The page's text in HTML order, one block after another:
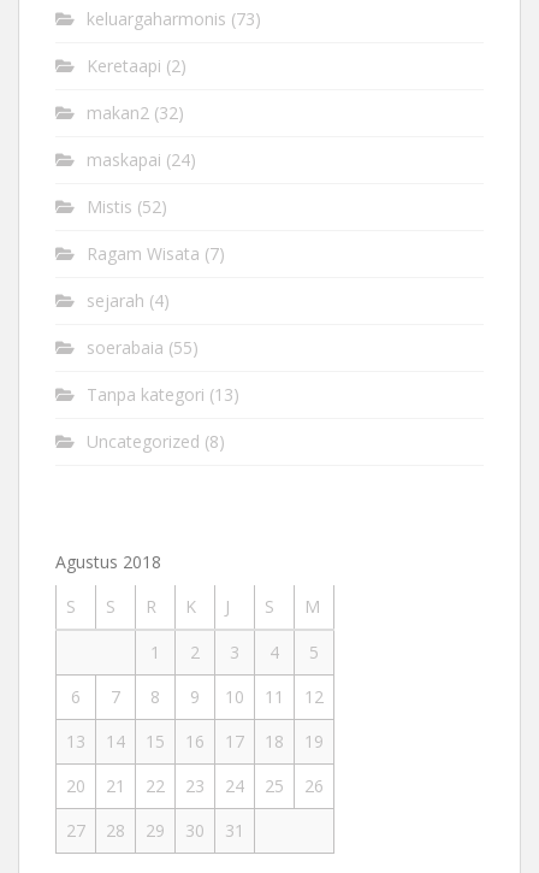
keluargaharmonis (73)
Keretaapi (2)
makan2 (32)
maskapai (24)
Mistis (52)
Ragam Wisata (7)
sejarah (4)
soerabaia (55)
Tanpa kategori (13)
Uncategorized (8)
Agustus 2018
S
S R K J S
M
1
2 3 4
5
6
7 8 9 10 11
12
13
14 15 16 17 18
19
20
21 22 23 24 25
26
27
28 29 30 31